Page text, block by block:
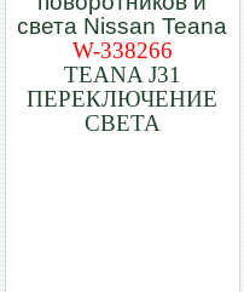
W-338266
TEANA J31
ПЕРЕКЛЮЧЕНИЕ
СВЕТА